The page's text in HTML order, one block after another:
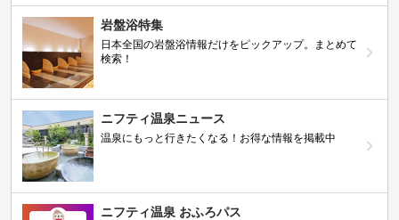
岩盤浴特集
日本全国の岩盤浴情報だけをピックアップ。まとめて
検索！
ニフティ温泉ニュース
温泉にもっと行きたくなる！お得な情報を掲載中
ニフティ温泉 おふろパス